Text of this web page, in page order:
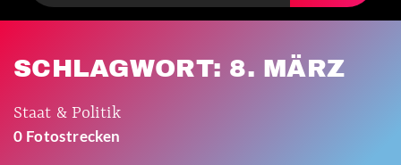
SCHLAGWORT: 8. MÄRZ
Staat & Politik
0 Fotostrecken